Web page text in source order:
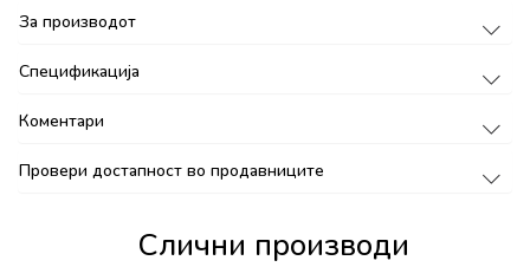
За производот
Спецификација
Коментари
Провери достапност во продавниците
Слични производи